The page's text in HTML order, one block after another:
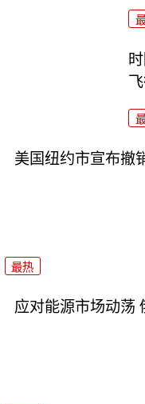
美国纽约市宣布撤
最热
应对能源市场动荡